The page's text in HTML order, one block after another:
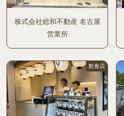
株式会社総和不動産 名古屋
営業所
飲食店